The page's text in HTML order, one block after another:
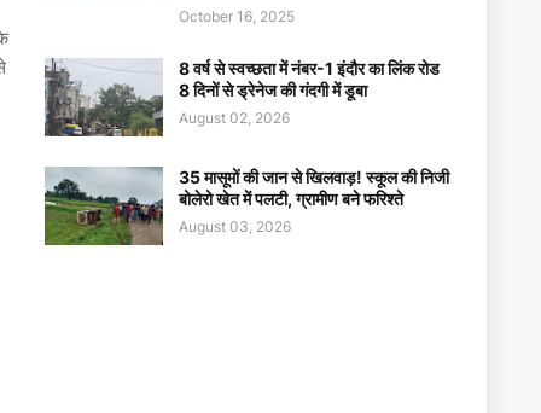
October 16, 2025
8 वर्ष से स्वच्छता में नंबर-1 इंदौर का लिंक रोड
8 दिनों से ड्रेनेज की गंदगी में डूबा
August 02, 2026
35 मासूमों की जान से खिलवाड़! स्कूल की निजी
बोलेरो खेत में पलटी, ग्रामीण बने फरिश्ते
August 03, 2026